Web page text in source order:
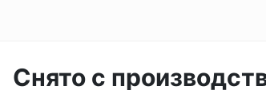
Снято с